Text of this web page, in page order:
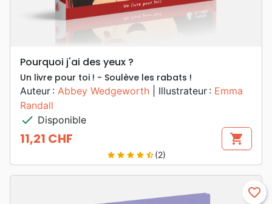
Pourquoi j'ai des yeux ?
Un livre pour toi ! - Soulève les rabats !
Auteur : Abbey Wedgeworth | Illustrateur : Emma
Randall
check Disponible
Prix
11,21 CHF shopping_cart
star star star star star_half(2)
favorite_border